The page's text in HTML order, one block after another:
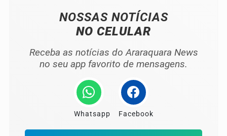
NOSSAS NOTÍCIAS
NO CELULAR
Receba as notícias do Araraquara News
no seu app favorito de mensagens.
Whatsapp Facebook